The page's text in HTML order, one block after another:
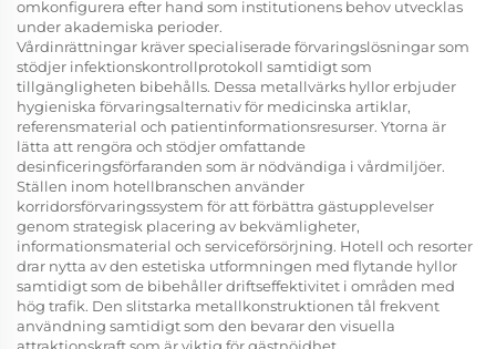
omkonfigurera efter hand som institutionens behov utvecklas
under akademiska perioder.
Vårdinrättningar kräver specialiserade förvaringslösningar som
stödjer infektionskontrollprotokoll samtidigt som
tillgängligheten bibehålls. Dessa metallvärks hyllor erbjuder
hygieniska förvaringsalternativ för medicinska artiklar,
referensmaterial och patientinformationsresurser. Ytorna är
lätta att rengöra och stödjer omfattande
desinficeringsförfaranden som är nödvändiga i vårdmiljöer.
Ställen inom hotellbranschen använder
korridorsförvaringssystem för att förbättra gästupplevelser
genom strategisk placering av bekvämligheter,
informationsmaterial och serviceförsörjning. Hotell och resorter
drar nytta av den estetiska utformningen med flytande hyllor
samtidigt som de bibehåller driftseffektivitet i områden med
hög trafik. Den slitstarka metallkonstruktionen tål frekvent
användning samtidigt som den bevarar den visuella